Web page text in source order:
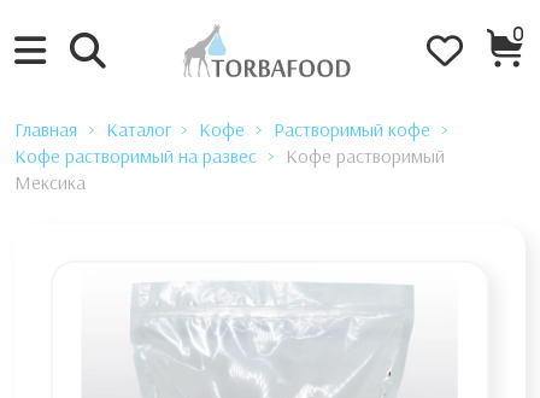
0
Главная Каталог Кофе
Растворимый кофе
Кофе растворимый на развес
Кофе растворимый
Мексика